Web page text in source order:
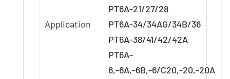
Application
PT6A-21/27/28
PT6A-34/34AG/34B/36
PT6A-38/41/42/42A
PT6A-
6,-6A,-6B,-6/C20,-20,-20A